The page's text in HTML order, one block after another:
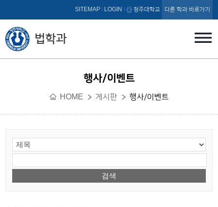
본문 바로가기
법학과
SITEMAP LOGIN 청주대학교 다른 학과 바로가기
행사/이벤트
HOME 게시판 행사/이벤트